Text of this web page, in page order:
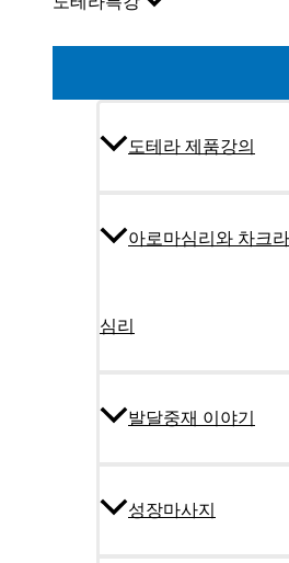
도테라 제품강의
아로마심리와 차크라
심리
발달중재 이야기
성장마사지